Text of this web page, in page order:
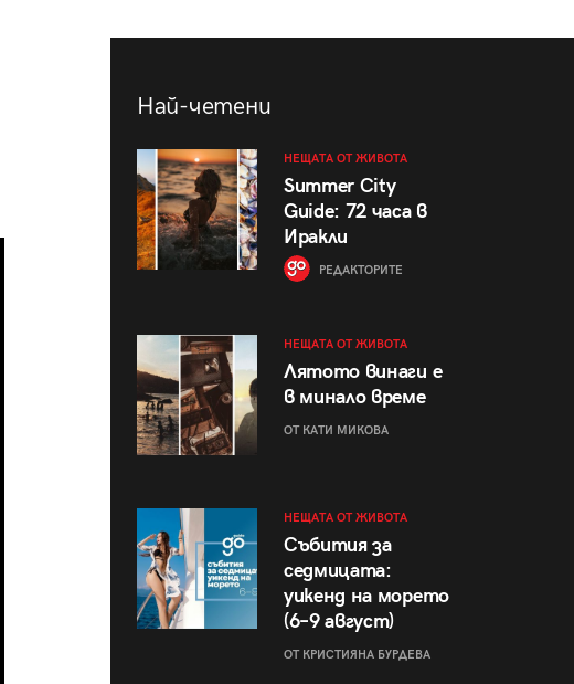
Най-четени
НЕЩАТА ОТ ЖИВОТА
Summer City
Guide: 72 часа в
Иракли
РЕДАКТОРИТЕ
НЕЩАТА ОТ ЖИВОТА
Лятото винаги е
в минало време
ОТ КАТИ МИКОВА
НЕЩАТА ОТ ЖИВОТА
Събития за
седмицата:
уикенд на морето
(6–9 август)
ОТ КРИСТИЯНА БУРДЕВА